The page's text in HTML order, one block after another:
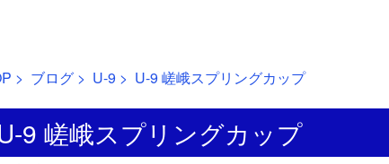
> ブログ > U-9 > U-9 嵯峨スプリングカップ
9 嵯峨スプリングカップ